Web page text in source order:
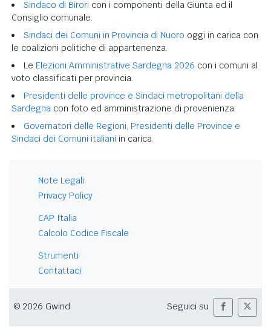
Sindaco di Birori con i componenti della Giunta ed il
Consiglio comunale.
Sindaci dei Comuni in Provincia di Nuoro oggi in carica con
le coalizioni politiche di appartenenza.
Le Elezioni Amministrative Sardegna 2026 con i comuni al
voto classificati per provincia.
Presidenti delle province e Sindaci metropolitani della
Sardegna con foto ed amministrazione di provenienza.
Governatori delle Regioni, Presidenti delle Province e
Sindaci dei Comuni italiani in carica.
Note Legali
Privacy Policy
CAP Italia
Calcolo Codice Fiscale
Strumenti
Contattaci
© 2026 Gwind Seguici su